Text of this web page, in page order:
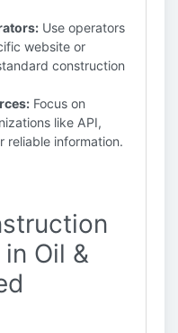
Use operators
website or
construction
Focus on
like API,
reliable information.
Oil &